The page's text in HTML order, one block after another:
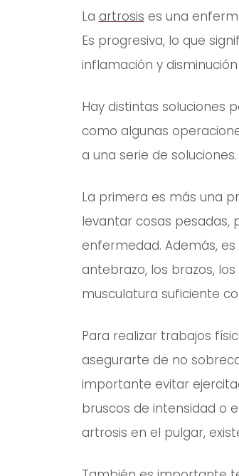
La artrosis es una
Es progresiva, lo que
inflamación y
Hay distintas soluciones
como algunas
a una serie de soluciones.
La primera es más una
levantar cosas
enfermedad. Además,
antebrazo, los brazos,
musculatura suficiente
Para realizar trabajos
asegurarte de no
importante evitar
bruscos de intensidad o
artrosis en el pulgar,